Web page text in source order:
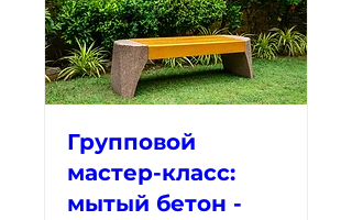
Групповой
мастер-класс:
мытый бетон -